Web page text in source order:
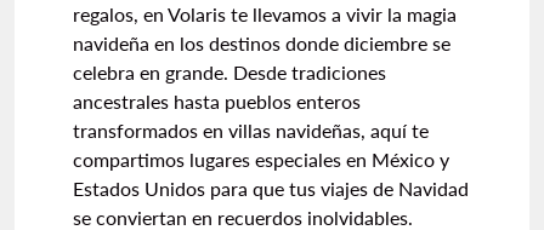
regalos, en Volaris te llevamos a vivir la magia
navideña en los destinos donde diciembre se
celebra en grande. Desde tradiciones
ancestrales hasta pueblos enteros
transformados en villas navideñas, aquí te
compartimos lugares especiales en México y
Estados Unidos para que tus viajes de Navidad
se conviertan en recuerdos inolvidables.